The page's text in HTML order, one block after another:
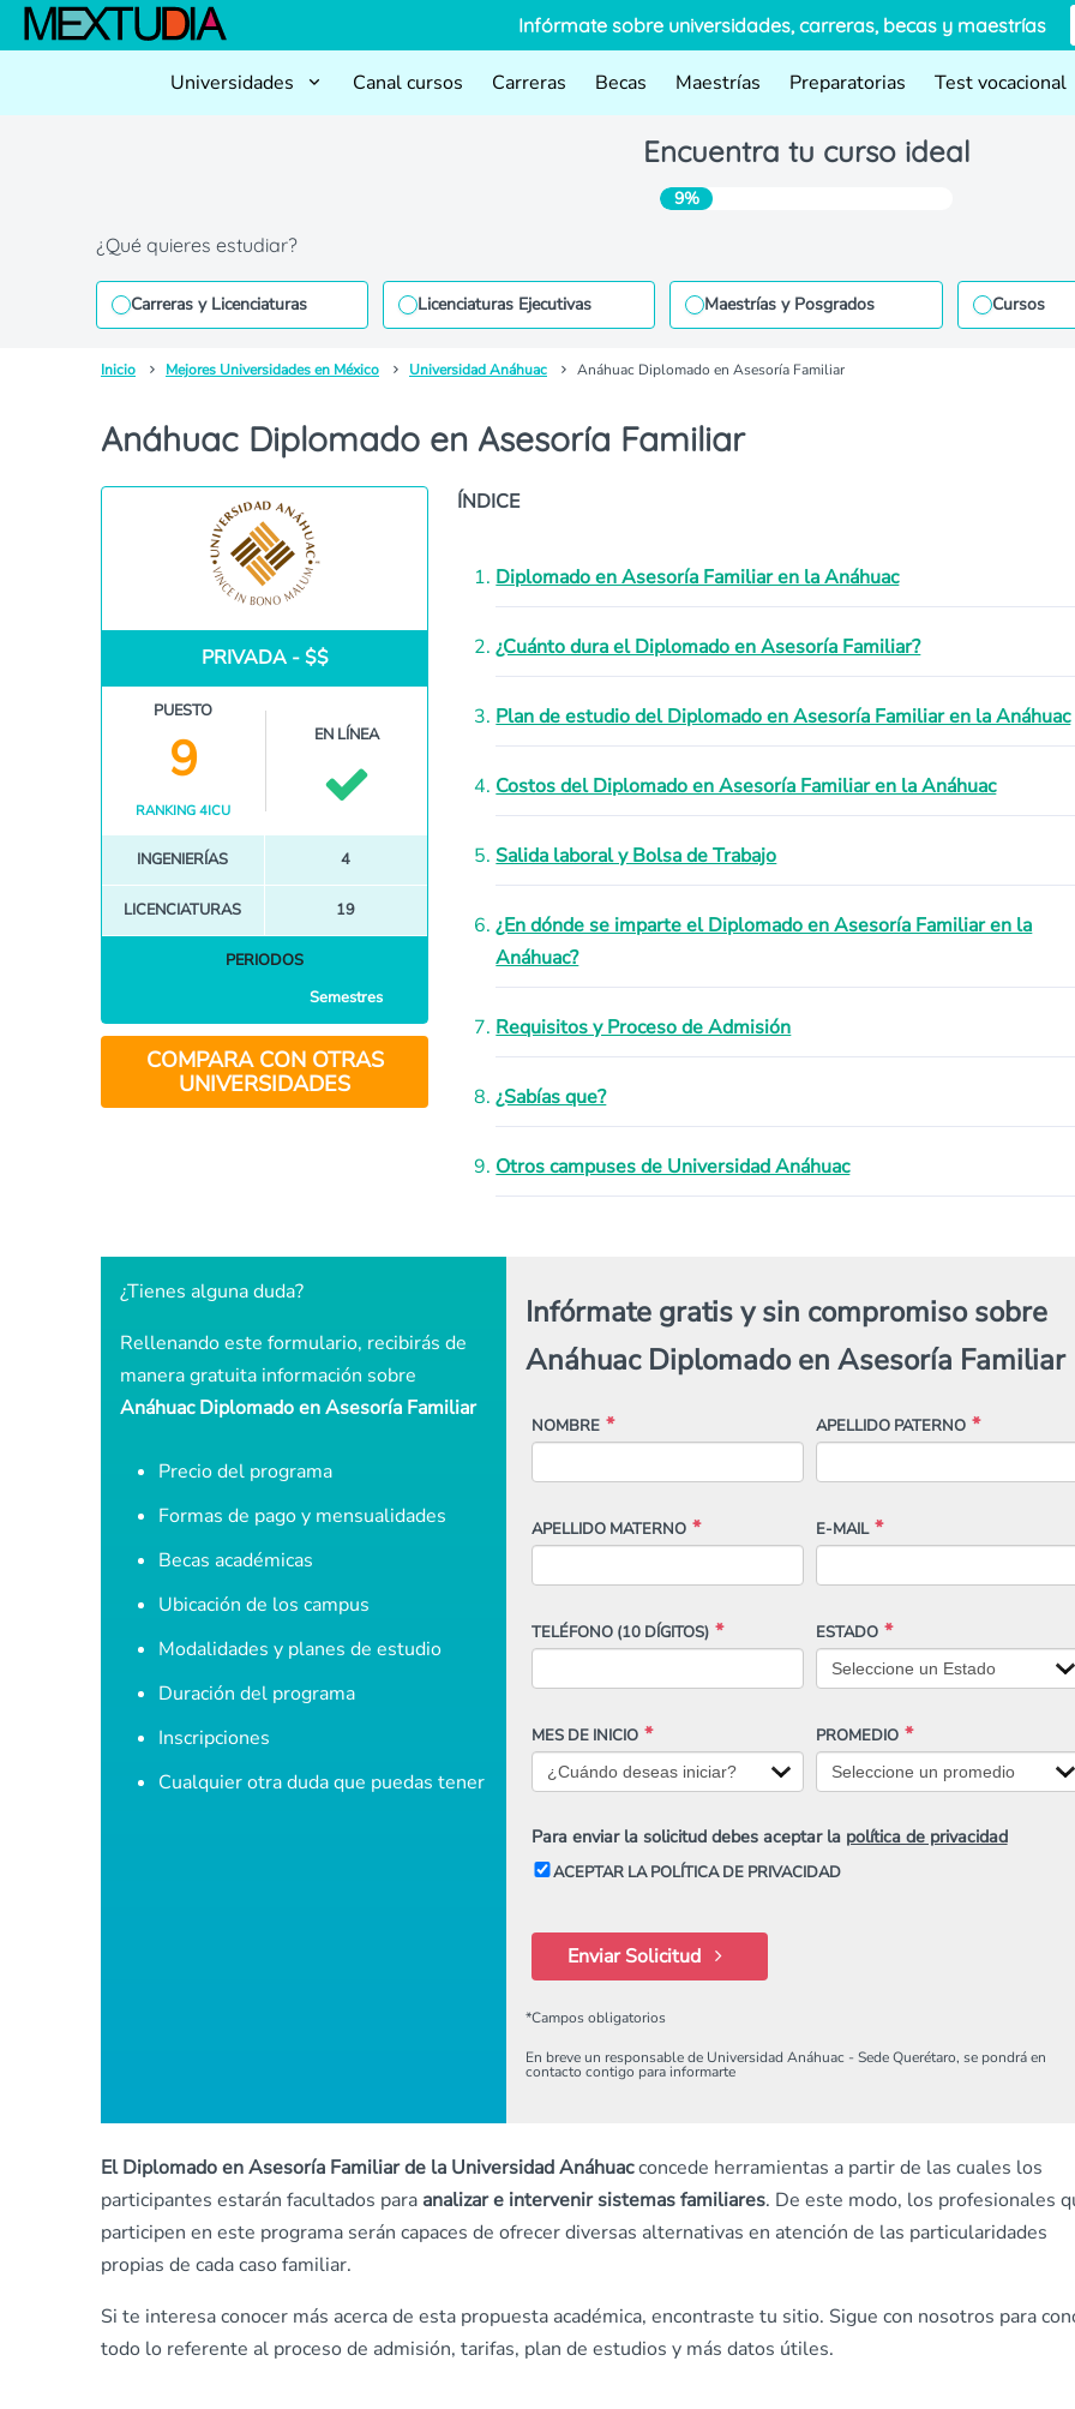
Infórmate sobre universidades, carreras, becas y maestrías
Universidades Canal cursos Carreras Becas Maestrías Preparatorias Test vocacional
Encuentra tu curso ideal
9%
¿Qué quieres estudiar?
Carreras y Licenciaturas Licenciaturas Ejecutivas Maestrías y Posgrados Cursos
Inicio Mejores Universidades en México Universidad Anáhuac Anáhuac Diplomado en Asesoría Familiar
Anáhuac Diplomado en Asesoría Familiar
PRIVADA - $$
PUESTO
9
RANKING 4ICU
EN LÍNEA
INGENIERÍAS 4
LICENCIATURAS 19
PERIODOS
Semestres
COMPARA CON OTRAS
UNIVERSIDADES
ÍNDICE
Diplomado en Asesoría Familiar en la Anáhuac
¿Cuánto dura el Diplomado en Asesoría Familiar?
Plan de estudio del Diplomado en Asesoría Familiar en la Anáhuac
Costos del Diplomado en Asesoría Familiar en la Anáhuac
Salida laboral y Bolsa de Trabajo
¿En dónde se imparte el Diplomado en Asesoría Familiar en la
Anáhuac?
Requisitos y Proceso de Admisión
¿Sabías que?
Otros campuses de Universidad Anáhuac
¿Tienes alguna duda?
Rellenando este formulario, recibirás de
manera gratuita información sobre
Anáhuac Diplomado en Asesoría Familiar
Precio del programa
Formas de pago y mensualidades
Becas académicas
Ubicación de los campus
Modalidades y planes de estudio
Duración del programa
Inscripciones
Cualquier otra duda que puedas tener
Infórmate gratis y sin compromiso sobre
Anáhuac Diplomado en Asesoría Familiar
NOMBRE APELLIDO PATERNO
APELLIDO MATERNO E-MAIL
TELÉFONO (10 DÍGITOS) ESTADO
MES DE INICIO PROMEDIO
Para enviar la solicitud debes aceptar la política de privacidad
ACEPTAR LA POLÍTICA DE PRIVACIDAD
Enviar Solicitud
*Campos obligatorios
En breve un responsable de Universidad Anáhuac - Sede Querétaro, se pondrá en
contacto contigo para informarte
El Diplomado en Asesoría Familiar de la Universidad Anáhuacconcede herramientas a partir de las cuales los
participantes estarán facultados para analizar e intervenir sistemas familiares. De este modo, los profesionales
participen en este programa serán capaces de ofrecer diversas alternativas en atención de las particularidades
propias de cada caso familiar.
Si te interesa conocer más acerca de esta propuesta académica, encontraste tu sitio. Sigue con nosotros para
todo lo referente al proceso de admisión, tarifas, plan de estudios y más datos útiles.